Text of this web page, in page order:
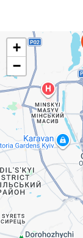
+
−